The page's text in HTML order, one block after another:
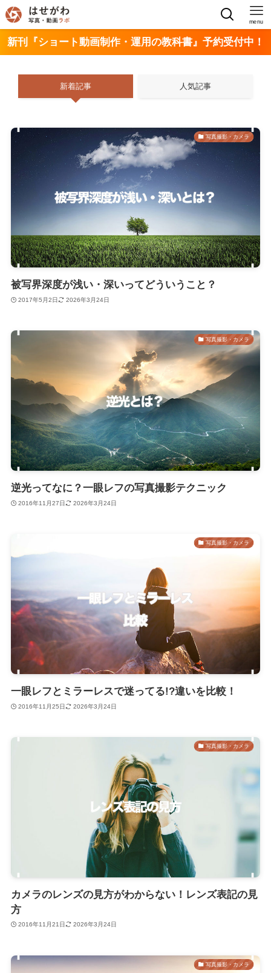
menu
新刊『ショート動画制作・運用の教科書』予約受付中！
新着記事 人気記事
写真撮影・カメラ
被写界深度が浅い・深いってどういうこと？
2017年5月2日 2026年3月24日
写真撮影・カメラ
逆光ってなに？一眼レフの写真撮影テクニック
2016年11月27日 2026年3月24日
写真撮影・カメラ
一眼レフとミラーレスで迷ってる!?違いを比較！
2016年11月25日 2026年3月24日
写真撮影・カメラ
カメラのレンズの見方がわからない！レンズ表記の見
方
2016年11月21日 2026年3月24日
写真撮影・カメラ